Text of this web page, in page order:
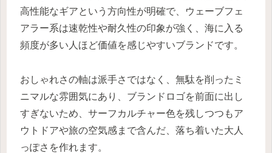
高性能なギアという方向性が明確で、ウェーブフェ
アラー系は速乾性や耐久性の印象が強く、海に入る
頻度が多い人ほど価値を感じやすいブランドです。
おしゃれさの軸は派手さではなく、無駄を削ったミ
ニマルな雰囲気にあり、ブランドロゴを前面に出し
すぎないため、サーフカルチャー色を残しつつもア
ウトドアや旅の空気感まで含んだ、落ち着いた大人
っぽさを作れます。